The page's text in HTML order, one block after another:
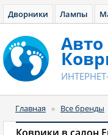
Дворники Лампы
Авто
Главная » Все бренды